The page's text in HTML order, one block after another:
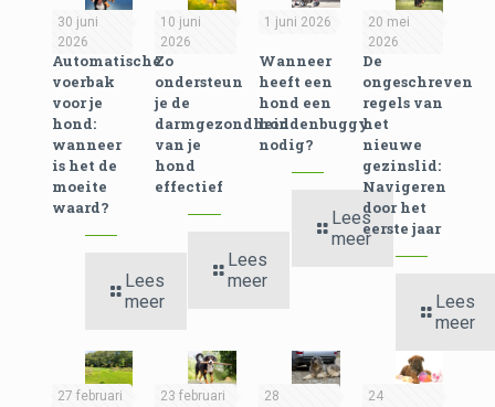
30 juni
2026
Automatische
voerbak
voor je
hond:
wanneer
is het de
moeite
waard?
Lees
meer
10 juni
2026
Zo
ondersteun
je de
darmgezondheid
van je
hond
effectief
Lees
meer
1 juni 2026
Wanneer
heeft een
hond een
hondenbuggy
nodig?
Lees
meer
20 mei
2026
De
ongeschreven
regels van
het
nieuwe
gezinslid:
Navigeren
door het
eerste jaar
Lees
meer
27 februari
23 februari
28
24